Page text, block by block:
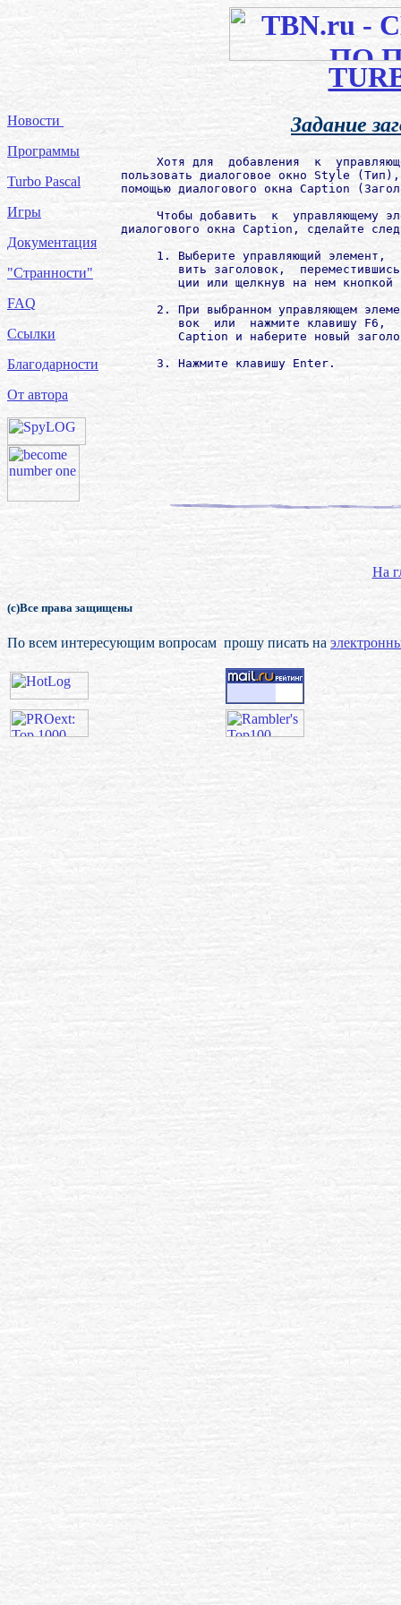
Новости
Программы
Turbo Pascal
Игры
Документация
"Странности"
FAQ
Ссылки
Благодарности
От автора
Задание
Хотя для  добавления  к
пользовать диалоговое окно Style
помощью диалогового окна Caption
Чтобы добавить  к  управляющему
диалогового окна Caption, сделайте
1. Выберите управляющий элемент,
вить заголовок,
ции или щелкнув на нем кнопкой
2. При выбранном управляющем
вок  или  нажмите клавишу F6,
Caption и наберите новый
     3. Нажмите клавишу Enter.
На
(с)Все права защищены
По всем интересующим вопросам прошу писать на